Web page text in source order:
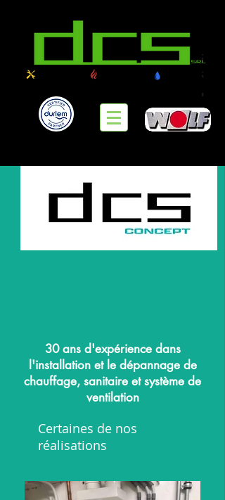
30 ans d'expérience dans
l'installation et le dépannage de
chauffage, sanitaire et système de
ventilation
Certaines de nos
réalisations